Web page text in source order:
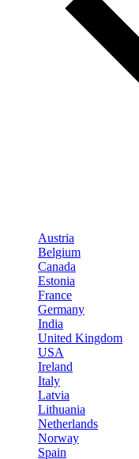
Austria
Belgium
Canada
Estonia
France
Germany
India
United Kingdom
USA
Ireland
Italy
Latvia
Lithuania
Netherlands
Norway
Spain